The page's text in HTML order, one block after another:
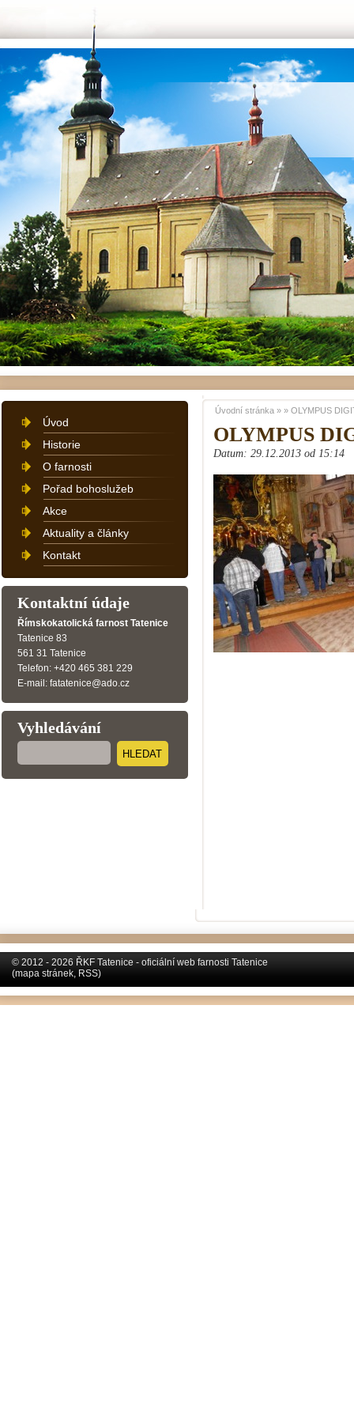
OLYMPUS
Datum: 29.12.2013 od 15:14
Úvodní stránka » » OLYMPUS
Úvod
Historie
O farnosti
Pořad bohoslužeb
Akce
Aktuality a články
Kontakt
Kontaktní údaje
Římskokatolická farnost Tatenice
Tatenice 83
561 31 Tatenice
Telefon: +420 465 381 229
E-mail: fatatenice@ado.cz
Vyhledávání
HLEDAT
© 2012 - 2026 ŘKF Tatenice - oficiální web farnosti Tatenice
(mapa stránek, RSS)